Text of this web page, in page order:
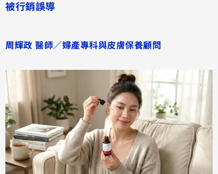
被行銷誤導
周輝政 醫師／婦產專科與皮膚保養顧問